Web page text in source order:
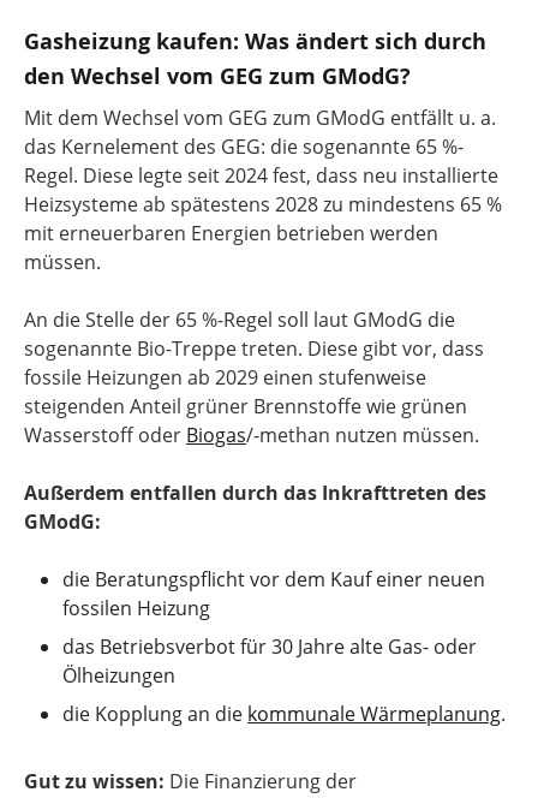
Gasheizung kaufen: Was ändert sich durch
den Wechsel vom GEG zum GModG?
Mit dem Wechsel vom GEG zum GModG entfällt u. a.
das Kernelement des GEG: die sogenannte 65 %-
Regel. Diese legte seit 2024 fest, dass neu installierte
Heizsysteme ab spätestens 2028 zu mindestens 65 %
mit erneuerbaren Energien betrieben werden
müssen.
An die Stelle der 65 %-Regel soll laut GModG die
sogenannte Bio-Treppe treten. Diese gibt vor, dass
fossile Heizungen ab 2029 einen stufenweise
steigenden Anteil grüner Brennstoffe wie grünen
Wasserstoff oder Biogas/-methan nutzen müssen.
Außerdem entfallen durch das Inkrafttreten des
GModG:
die Beratungspflicht vor dem Kauf einer neuen
fossilen Heizung
das Betriebsverbot für 30 Jahre alte Gas- oder
Ölheizungen
die Kopplung an die kommunale Wärmeplanung.
Gut zu wissen: Die Finanzierung der